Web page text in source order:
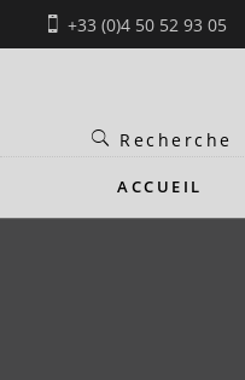
+33 (0)4 50 52 93 05
ACCUEIL